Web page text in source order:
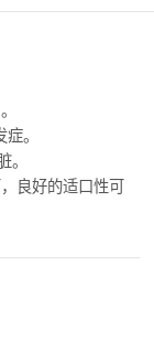
。
良好的适口性可